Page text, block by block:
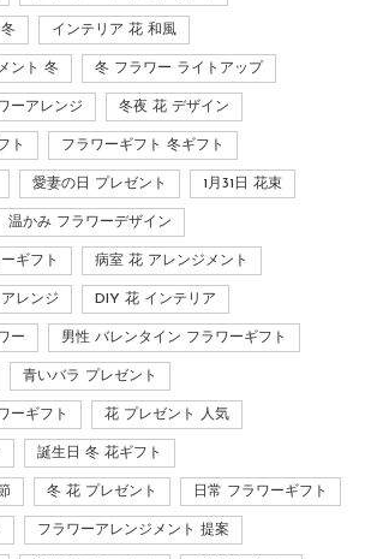
インテリア 花 和風
ント 冬 冬 フラワー ライトアップ
ーアレンジ 冬夜 花 デザイン
ト フラワーギフト 冬ギフト
愛妻の日 プレゼント 1月31日 花束
温かみ フラワーデザイン
ギフト 病室 花 アレンジメント
レンジ DIY 花 インテリア
ー 男性 バレンタイン フラワーギフト
青いバラ プレゼント
ーギフト 花 プレゼント 人気
誕生日 冬 花ギフト
冬 花 プレゼント 日常 フラワーギフト
フラワーアレンジメント 提案